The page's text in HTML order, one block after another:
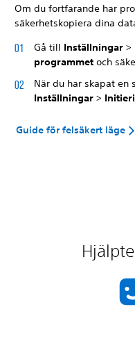
Om du fortfarande har
säkerhetskopiera dina
Gå till Inställningar >
programmet och
När du har skapat en
Inställningar >
Guide för felsäkert läge